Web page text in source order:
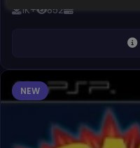
1K+ 852
NEW